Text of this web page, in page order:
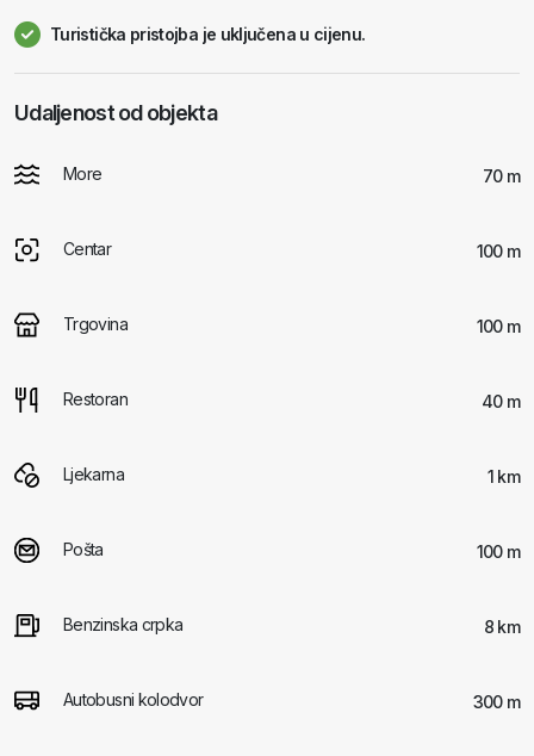
Turistička pristojba je uključena u cijenu.
Udaljenost od objekta
More 70 m
Centar 100 m
Trgovina 100 m
Restoran 40 m
Ljekarna 1 km
Pošta 100 m
Benzinska crpka 8 km
Autobusni kolodvor 300 m